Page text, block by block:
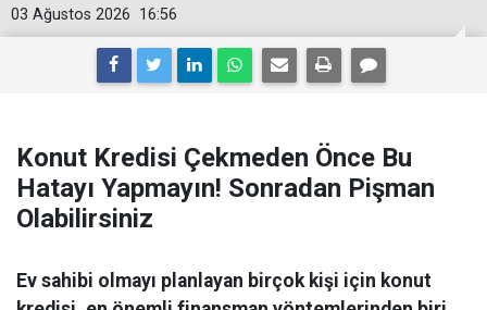
16:56
03 Ağustos 2026
Konut Kredisi Çekmeden Önce Bu
Hatayı Yapmayın! Sonradan Pişman
Olabilirsiniz
Ev sahibi olmayı planlayan birçok kişi için konut